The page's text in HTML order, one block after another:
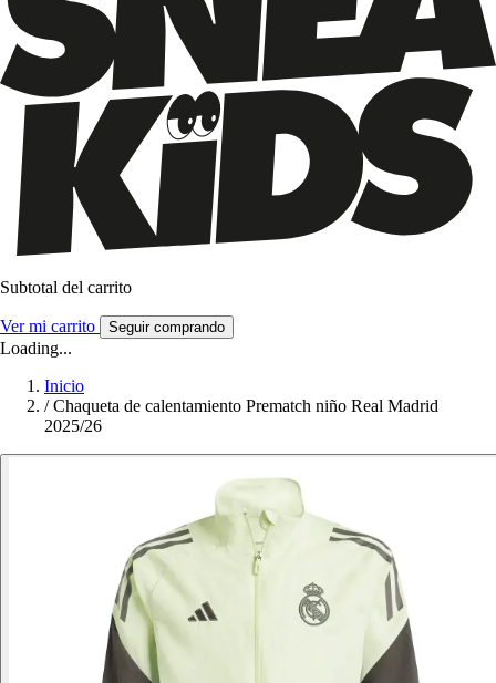
Subtotal del carrito
Ver mi carrito Seguir comprando
Loading...
Inicio
/ Chaqueta de calentamiento Prematch niño Real Madrid
2025/26